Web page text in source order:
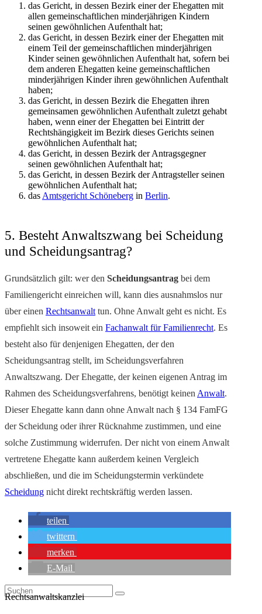
das Gericht, in dessen Bezirk einer der Ehegatten mit
allen gemeinschaftlichen minderjährigen Kindern
seinen gewöhnlichen Aufenthalt hat;
das Gericht, in dessen Bezirk einer der Ehegatten mit
einem Teil der gemeinschaftlichen minderjährigen
Kinder seinen gewöhnlichen Aufenthalt hat, sofern bei
dem anderen Ehegatten keine gemeinschaftlichen
minderjährigen Kinder ihren gewöhnlichen Aufenthalt
haben;
das Gericht, in dessen Bezirk die Ehegatten ihren
gemeinsamen gewöhnlichen Aufenthalt zuletzt gehabt
haben, wenn einer der Ehegatten bei Eintritt der
Rechtshängigkeit im Bezirk dieses Gerichts seinen
gewöhnlichen Aufenthalt hat;
das Gericht, in dessen Bezirk der Antragsgegner
seinen gewöhnlichen Aufenthalt hat;
das Gericht, in dessen Bezirk der Antragsteller seinen
gewöhnlichen Aufenthalt hat;
das Amtsgericht Schöneberg in Berlin.
5. Besteht Anwaltszwang bei Scheidung
und Scheidungsantrag?
Grundsätzlich gilt: wer den Scheidungsantrag bei dem
Familiengericht einreichen will, kann dies ausnahmslos nur
über einen Rechtsanwalttun. Ohne Anwalt geht es nicht. Es
empfiehlt sich insoweit ein Fachanwalt für Familienrecht. Es
besteht also für denjenigen Ehegatten, der den
Scheidungsantrag stellt, im Scheidungsverfahren
Anwaltszwang. Der Ehegatte, der keinen eigenen Antrag im
Rahmen des Scheidungsverfahrens, benötigt keinenAnwalt.
Dieser Ehegatte kann dann ohne Anwalt nach § 134 FamFG
der Scheidung oder ihrer Rücknahme zustimmen, und eine
solche Zustimmung widerrufen. Der nicht von einem Anwalt
vertretene Ehegatte kann außerdem keinen Vergleich
abschließen, und die im Scheidungstermin verkündete
Scheidung nicht direkt rechtskräftig werden lassen.
teilen
twittern
merken
E-Mail
Rechtsanwaltskanzlei